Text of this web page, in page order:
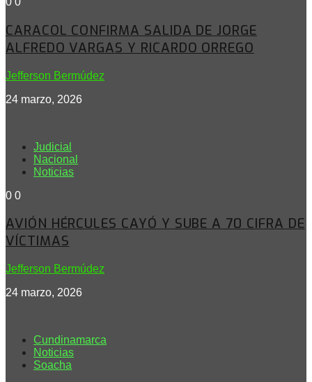
CARACOL CONFIRMA SALIDA DE JORGE
ALFREDO VARGAS Y RICARDO ORREGO
Jefferson Bermúdez
24 marzo, 2026
Judicial
Nacional
Noticias
0 0
AVIÓN HÉRCULES CAYÓ Y SUBE A 70 CIFRA DE
VÍCTIMAS
Jefferson Bermúdez
24 marzo, 2026
Cundinamarca
Noticias
Soacha